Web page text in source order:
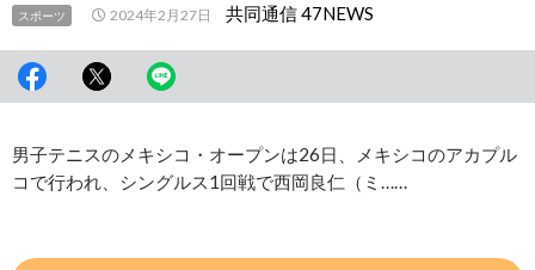
スポーツ 2024年2月27日 共同通信 47NEWS
男子テニスのメキシコ・オープンは26日、メキシコのアカプル
コで行われ、シングルス1回戦で西岡良仁（ミ……